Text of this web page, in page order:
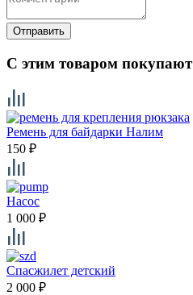
Отправить
С этим товаром покупают
Ремень для байдарки Налим
150 ₽
Насос
1 000 ₽
Спасжилет детский
2 000 ₽